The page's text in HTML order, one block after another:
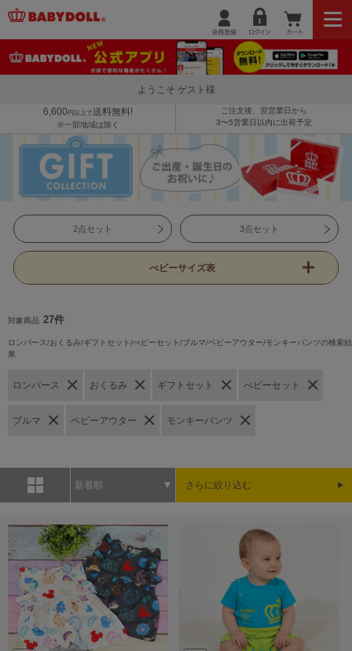
ようこそ ゲスト様
6,600 円以上で送料無料!
※一部地域は除く
ご注文後、翌営業日から
3〜5営業日以内に出荷予定
2点セット 3点セット
べビーサイズ表
対象商品 27件
ロンパース/おくるみ/ギフトセット/べビーセット/ブルマ/ベビーアウター/モンキーパンツの検索結
果
ロンパース おくるみ ギフトセット べビーセット
ブルマ ベビーアウター モンキーパンツ
新着順 さらに絞り込む